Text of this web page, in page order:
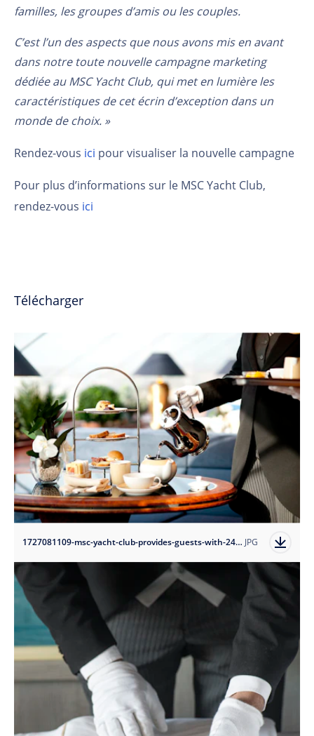
familles, les groupes d’amis ou les couples.
C’est l’un des aspects que nous avons mis en avant
dans notre toute nouvelle campagne marketing
dédiée au MSC Yacht Club, qui met en lumière les
caractéristiques de cet écrin d’exception dans un
monde de choix. »
Rendez-vous ici pour visualiser la nouvelle campagne
Pour plus d’informations sur le MSC Yacht Club,
rendez-vous ici
Télécharger
1727081109-msc-yacht-club-provides-guests-with-24-hour-personalised-butler-service?auto=format JPG